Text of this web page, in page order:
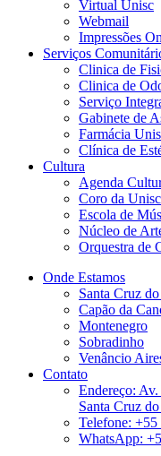
Virtual Unisc
Webmail
Impressões
Serviços
Clinica de
Clinica de
Serviço
Gabinete de
Farmácia
Clínica de
Cultura
Agenda
Coro da Unisc
Escola de
Núcleo de
Orquestra de
Onde Estamos
Santa Cruz
Capão da
Montenegro
Sobradinho
Venâncio
Contato
Endereço:
Santa Cruz
Telefone:
WhatsApp: